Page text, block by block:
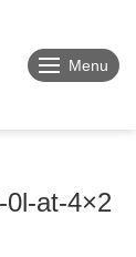
Menu
at-4×2